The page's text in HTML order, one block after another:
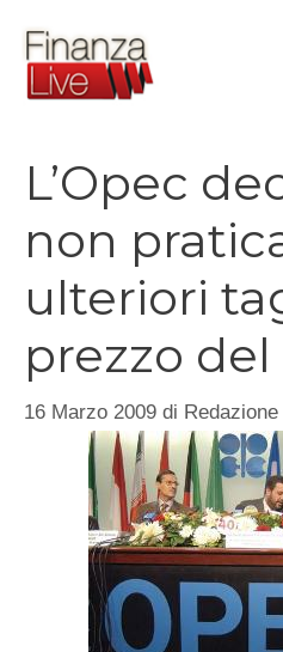
contenuto
L’Opec
non
ulteriori
prezzo
16 Marzo 2009 di Redazione